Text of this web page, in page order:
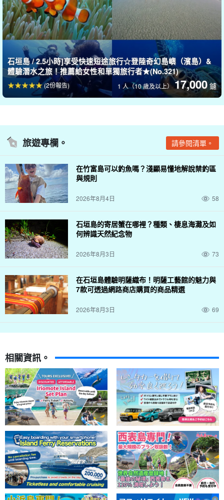
艘大船，但卻很寬敞。
前往該點的旅行時間少於 10 分鐘該地區也靠近海邊，因此暈船的風
險較低☆。
⬇︎ 也推薦完整的課程...
石垣島/半天] 出發潛入海底世界！想盡情享受潛水樂趣
的您，一定要來這裡♪《小團體，含裝備租借》（515
號)
20,000.
石垣島 / 2.5小時]享受快速短途旅行☆登陸奇幻島嶼（濱島）&
體驗潛水之旅！推薦給女性和單獨旅行者★(No.321)
1 人（10 歲及以上）17,000 鑢
(2份報告)
旅遊專欄。 請參閱清單。
在竹富島可以釣魚嗎？淺顯易懂地解說禁釣區
與規則
2026年8月4日 58
石垣島的寄居蟹在哪裡？種類、棲息海灘及如
何辨識天然紀念物
2026年8月3日 73
在石垣島體驗明薩織布！明薩工藝館的魅力與
7款可透過網路商店購買的商品精選
2026年8月3日 69
相關資訊。